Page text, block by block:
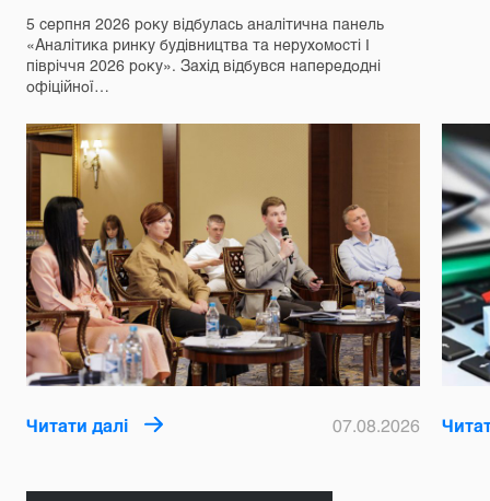
5 серпня 2026 року відбулась аналітична панель
«Аналітика ринку будівництва та нерухомості І
півріччя 2026 року». Захід відбувся напередодні
офіційної…
Читати далі 07.08.2026